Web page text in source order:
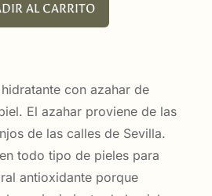
AL CARRITO
con azahar de
El azahar proviene de las
de las calles de Sevilla.
todo tipo de pieles para
antioxidante porque